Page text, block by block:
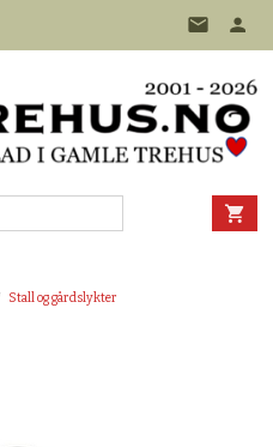
Stall og gårdslykter